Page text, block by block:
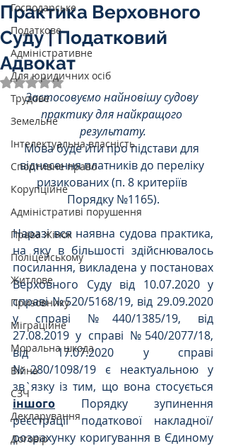
Господарське
Податкове
Адміністративне
Для юридичних осіб
Трудове
Земельне
Інтелектуальна власність
Спортивне право
Корупційне
Адміністративі порушення
Права Жінок
Поліцейському
Житлове
Призовнику
Міграційне
Моральна шкода
Війна
СЗЧ
Декларування
Договір
Практика Верховного
Суду | Податковий
Адвокат
Оцінка: NaN з 5 зірок.
Застосовуємо найновішу судову
практику для найкращого
результату.
Мова буде йти про підстави для
віднесення платників до переліку
ризикованих (п. 8 критеріїв
Порядку №1165).
Наразі вся наявна судова практика,
на яку в більшості здійснювалось
посилання, викладена у постановах
Верховного Суду від 10.07.2020 у
справі №520/5168/19, від 29.09.2020
у справі №440/1385/19, від
27.08.2019 у справі №540/2077/18,
від 17.07.2020 у справі
№280/1098/19 є неактуальною у
іншого Порядку зупинення
реєстрації податкової накладної/
розрахунку коригування в Єдиному